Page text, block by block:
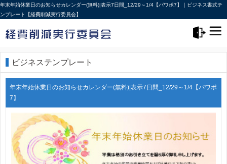
年末年始休業日のお知らせカレンダー(無料)|表示7日間_12/29～1/4【パワポ7】｜ビジネス書式テ
ンプレート【経費削減実行委員会】
ビジネステンプレート
年末年始休業日のお知らせカレンダー(無料)|表示7日間_12/29～1/4【パワポ
7】